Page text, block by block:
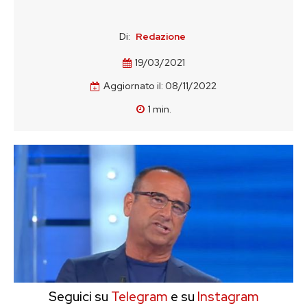
Di: Redazione
19/03/2021
Aggiornato il: 08/11/2022
1 min.
Seguici su Telegram e su Instagram